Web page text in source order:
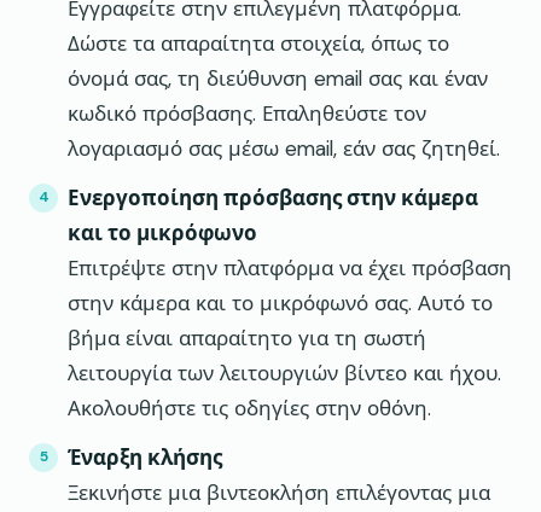
Εγγραφείτε στην επιλεγμένη πλατφόρμα.
Δώστε τα απαραίτητα στοιχεία, όπως το
όνομά σας, τη διεύθυνση email σας και έναν
κωδικό πρόσβασης. Επαληθεύστε τον
λογαριασμό σας μέσω email, εάν σας ζητηθεί.
Ενεργοποίηση πρόσβασης στην κάμερα
και το μικρόφωνο
Επιτρέψτε στην πλατφόρμα να έχει πρόσβαση
στην κάμερα και το μικρόφωνό σας. Αυτό το
βήμα είναι απαραίτητο για τη σωστή
λειτουργία των λειτουργιών βίντεο και ήχου.
Ακολουθήστε τις οδηγίες στην οθόνη.
Έναρξη κλήσης
Ξεκινήστε μια βιντεοκλήση επιλέγοντας μια